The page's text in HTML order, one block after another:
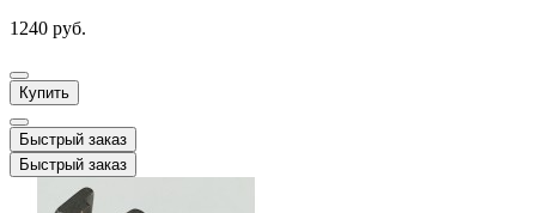
1240 руб.
Купить
Быстрый заказ
Быстрый заказ